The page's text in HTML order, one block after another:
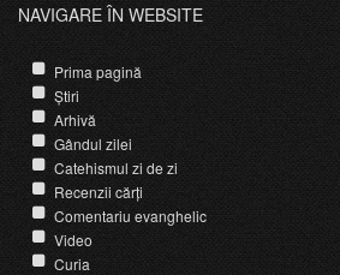
NAVIGARE ÎN WEBSITE
Prima pagină
Știri
Arhivă
Gândul zilei
Catehismul zi de zi
Recenzii cărți
Comentariu evanghelic
Video
Curia